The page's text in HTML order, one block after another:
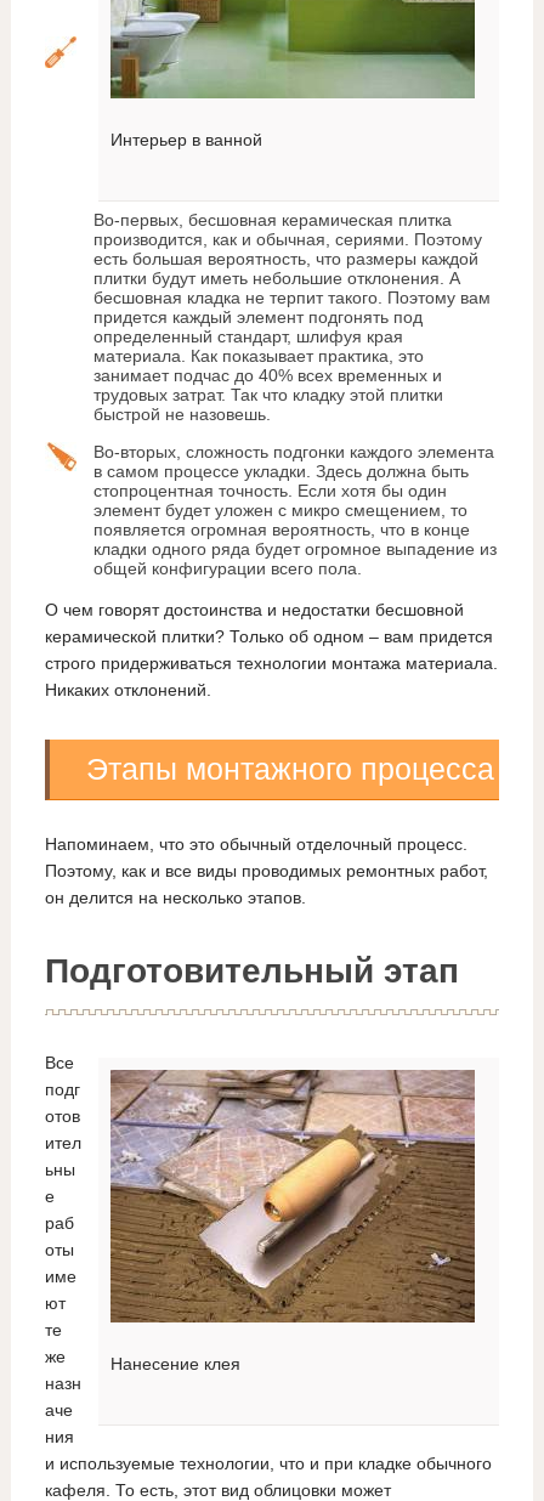
Интерьер в ванной
Во-первых, бесшовная керамическая плитка
производится, как и обычная, сериями. Поэтому
есть большая вероятность, что размеры каждой
плитки будут иметь небольшие отклонения. А
бесшовная кладка не терпит такого. Поэтому вам
придется каждый элемент подгонять под
определенный стандарт, шлифуя края
материала. Как показывает практика, это
занимает подчас до 40% всех временных и
трудовых затрат. Так что кладку этой плитки
быстрой не назовешь.
Во-вторых, сложность подгонки каждого элемента
в самом процессе укладки. Здесь должна быть
стопроцентная точность. Если хотя бы один
элемент будет уложен с микро смещением, то
появляется огромная вероятность, что в конце
кладки одного ряда будет огромное выпадение из
общей конфигурации всего пола.
О чем говорят достоинства и недостатки бесшовной
керамической плитки? Только об одном – вам придется
строго придерживаться технологии монтажа материала.
Никаких отклонений.
Этапы монтажного процесса
Напоминаем, что это обычный отделочный процесс.
Поэтому, как и все виды проводимых ремонтных работ,
он делится на несколько этапов.
Подготовительный этап
Нанесение клея
Все
подг
отов
ител
ьны
е
раб
оты
име
ют
те
же
назн
аче
ния
и используемые технологии, что и при кладке обычного
кафеля. То есть, этот вид облицовки может